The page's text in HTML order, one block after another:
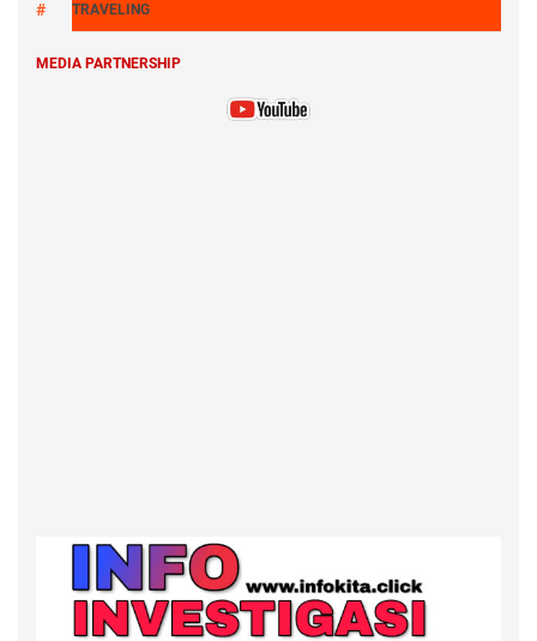
TRAVELING
MEDIA PARTNERSHIP